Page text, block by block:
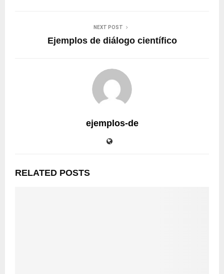
NEXT POST
Ejemplos de diálogo científico
ejemplos-de
RELATED POSTS